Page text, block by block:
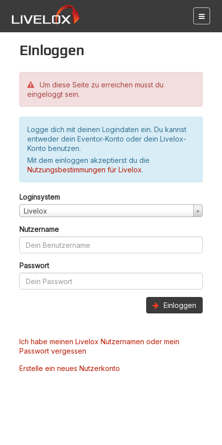
Einloggen
Um diese Seite zu erreichen musst du
eingeloggt sein.
Logge dich mit deinen Logindaten ein. Du kannst
entweder dein Eventor-Konto oder dein Livelox-
Konto benutzen.
Mit dem einloggen akzeptierst du die
Nutzungsbestimmungen für Livelox.
Loginsystem
Livelox
Nutzername
Passwort
Einloggen
Ich habe meinen Livelox Nutzernamen oder mein
Passwort vergessen
Erstelle ein neues Nutzerkonto